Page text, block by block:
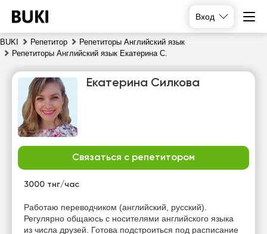
Вход
BUKI Репетитор
Репетиторы Английский язык
Репетиторы Английский язык Екатерина С.
Екатерина Силкова
Связаться с репетитором
3000 тнг/час
Работаю переводчиком (английский, русский).
Регулярно общаюсь с носителями английского языка
из числа друзей. Готова подстроиться под расписание
пн
вт
Нет
свободных
часов
Нет
свободных
часов
Нет
свободных
часов
свободных
часов